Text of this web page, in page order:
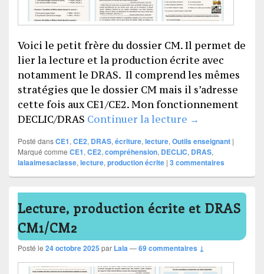
Voici le petit frère du dossier CM. Il permet de
lier la lecture et la production écrite avec
notamment le DRAS. Il comprend les mêmes
stratégies que le dossier CM mais il s’adresse
cette fois aux CE1/CE2. Mon fonctionnement
DECLIC/DRAS Continuer la lecture Lecture,
→
Posté dansCE1, CE2, DRAS, écriture, lecture, Outils enseignant |
Marqué comme CE1, CE2, compréhension, DECLIC, DRAS,
lalaaimesaclasse, lecture, production écrite | 3 commentaires
Lecture, production écrite et DRAS
CM1/CM2
Posté le 24 octobre 2025 par Lala—69 commentaires ↓